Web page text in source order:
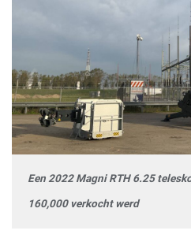
Een 2022 Magni RTH 6.25
160,000 verkocht werd